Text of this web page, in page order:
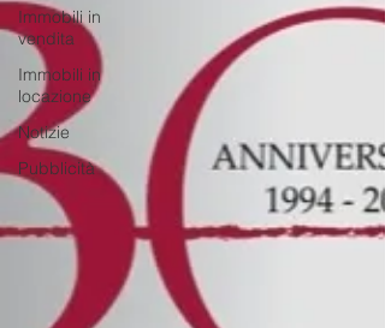
Immobili in
vendita
Immobili in
locazione
Notizie
Pubblicità